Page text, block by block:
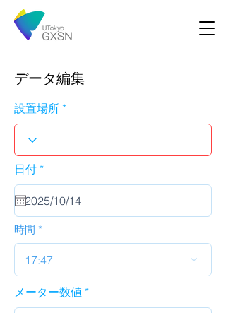
データ編集
設置場所
日付 *r
u
i
d
時間
17:47
メーター数値